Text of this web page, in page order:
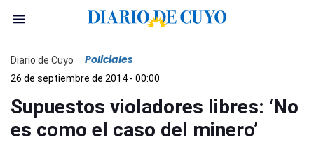
Diario de Cuyo Policiales
26 de septiembre de 2014 - 00:00
Supuestos violadores libres: ‘No
es como el caso del minero’